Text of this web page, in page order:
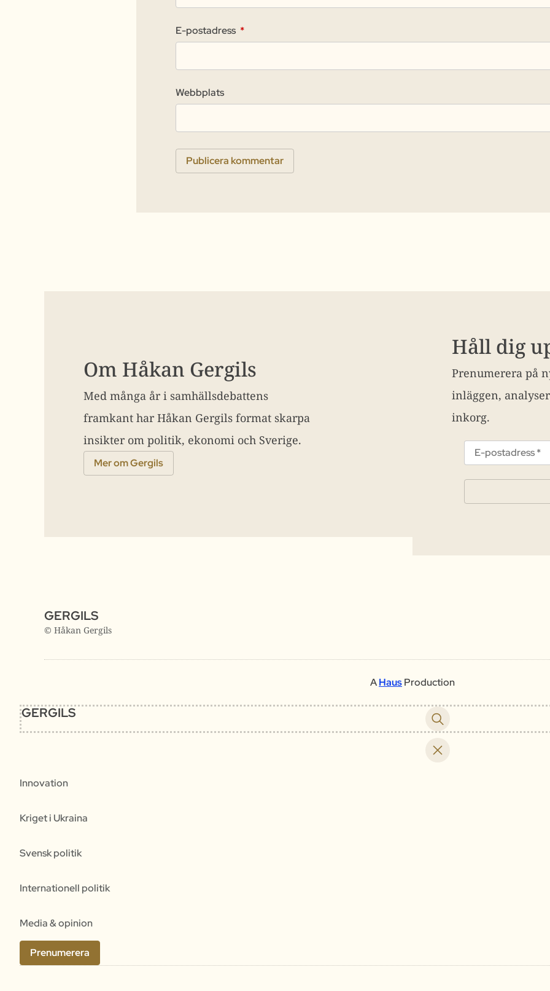
E-postadress *
Webbplats
Om Håkan Gergils
Med många år i samhällsdebattens
framkant har Håkan Gergils format skarpa
insikter om politik, ekonomi och Sverige.
Mer om Gergils
Håll dig
Prenumerera på
inläggen,
inkorg.
GERGILS
© Håkan Gergils
AHausProduction
GERGILS
Innovation
Kriget i Ukraina
Svensk politik
Internationell politik
Media & opinion
Prenumerera